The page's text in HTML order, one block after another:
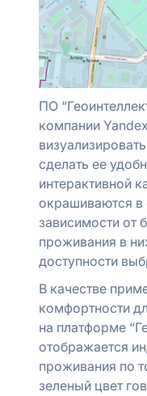
ПО
компании
сделать ее
интерактивной
окрашиваются в
зависимости от
проживания в
доступности
В качестве
комфортности
на платформе
отображается
проживания по
зеленый цвет